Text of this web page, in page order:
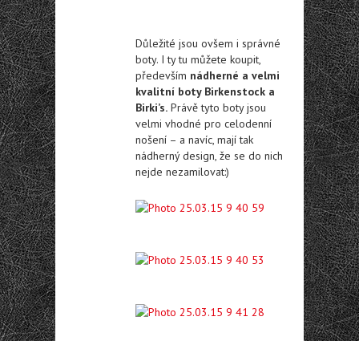
Důležité jsou ovšem i správné
boty. I ty tu můžete koupit,
především nádherné a velmi
kvalitní boty Birkenstock a
Birki’s. Právě tyto boty jsou
velmi vhodné pro celodenní
nošení – a navíc, mají tak
nádherný design, že se do nich
nejde nezamilovat:)